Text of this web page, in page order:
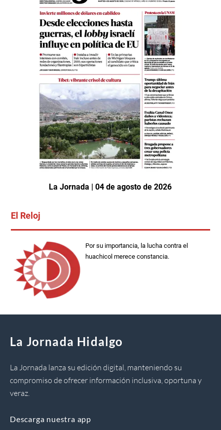
La Jornada | 04 de agosto de 2026
El Reloj
Por su importancia, la lucha contra el
huachicol merece constancia.
La Jornada Hidalgo
La Jornada lanza su edición digital, manteniendo su
compromiso de ofrecer información inclusiva, oportuna y
veraz.
Descarga nuestra app